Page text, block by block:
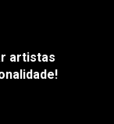
artistas